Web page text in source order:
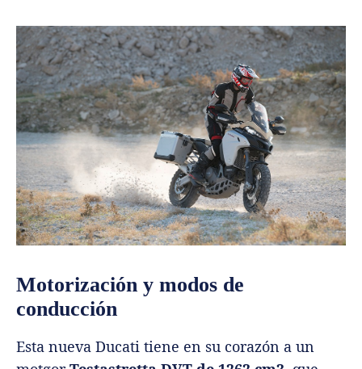
Motorización y modos de
conducción
Esta nueva Ducati tiene en su corazón a un